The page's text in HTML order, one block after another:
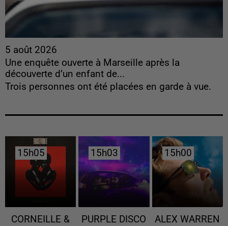
5 août 2026
Une enquête ouverte à Marseille après la
découverte d’un enfant de...
Trois personnes ont été placées en garde à vue.
15h05
15h05
CORNEILLE &
15h03
15h03
PURPLE DISCO
15h00
15h00
ALEX WARREN